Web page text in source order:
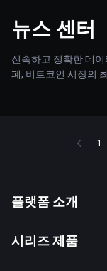
뉴스 센터
신속하고 정확한 데
폐, 비트코인 시장의
1
플랫폼 소개
시리즈 제품